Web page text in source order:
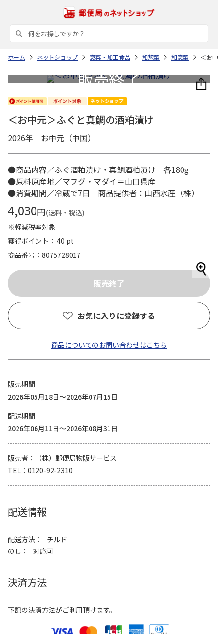
ホーム ネットショップ 惣菜・加工食品 和惣菜 和惣菜 ＜お
＜お中元＞ふぐと真鯛の酒粕漬け
2026年 お中元（中国）
●商品内容／ふぐ酒粕漬け・真鯛酒粕漬け 各180g
●原料原産地／マフグ・マダイ＝山口県産
●消費期間／冷蔵で7日 商品提供者：山西水産（株）
4,030円(送料・税込)
※軽減税率対象
獲得ポイント： 40 pt
商品番号
8075728017
お気に入りに登録する
商品についてのお問い合わせはこちら
販売期間
2026年05月18日～2026年07月15日
配送期間
2026年06月11日～2026年08月31日
販売者
（株）郵便局物販サービス
TEL
0120-92-2310
配送情報
配送方法
チルド
のし
対応可
決済方法
下記の決済方法がご利用頂けます。